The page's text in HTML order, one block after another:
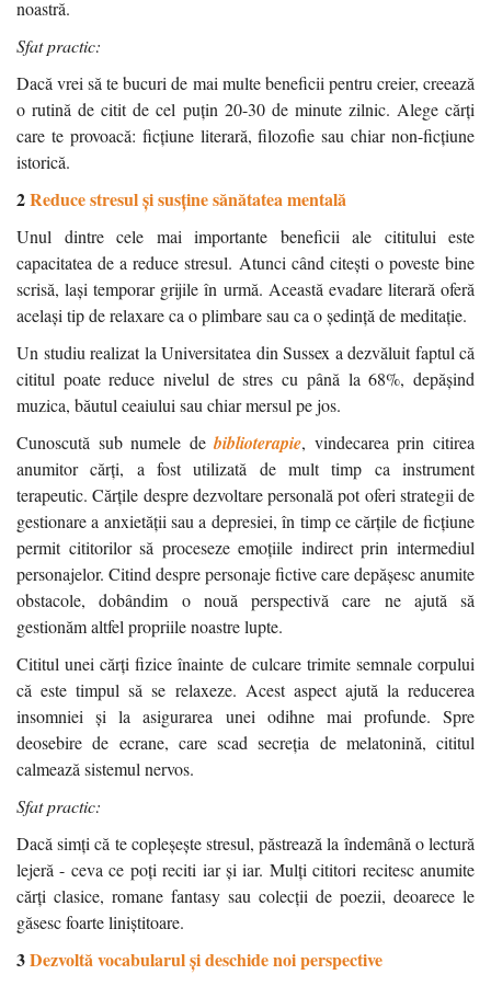
noastră.
Sfat practic:
Dacă vrei să te bucuri de mai multe beneficii pentru creier, creează
o rutină de citit de cel puțin 20-30 de minute zilnic. Alege cărți
care te provoacă: ficțiune literară, filozofie sau chiar non-ficțiune
istorică.
2Reduce stresul și susține sănătatea mentală
Unul dintre cele mai importante beneficii ale cititului este
capacitatea de a reduce stresul. Atunci când citești o poveste bine
scrisă, lași temporar grijile în urmă. Această evadare literară oferă
același tip de relaxare ca o plimbare sau ca o ședință de meditație.
Un studiu realizat la Universitatea din Sussex a dezvăluit faptul că
cititul poate reduce nivelul de stres cu până la 68%, depășind
muzica, băutul ceaiului sau chiar mersul pe jos.
Cunoscută sub numele debiblioterapie, vindecarea prin citirea
anumitor cărți, a fost utilizată de mult timp ca instrument
terapeutic. Cărțile despre dezvoltare personală pot oferi strategii de
gestionare a anxietății sau a depresiei, în timp ce cărțile de ficțiune
permit cititorilor să proceseze emoțiile indirect prin intermediul
personajelor. Citind despre personaje fictive care depășesc anumite
obstacole, dobândim o nouă perspectivă care ne ajută să
gestionăm altfel propriile noastre lupte.
Cititul unei cărți fizice înainte de culcare trimite semnale corpului
că este timpul să se relaxeze. Acest aspect ajută la reducerea
insomniei și la asigurarea unei odihne mai profunde. Spre
deosebire de ecrane, care scad secreția de melatonină, cititul
calmează sistemul nervos.
Sfat practic:
Dacă simți că te copleșește stresul, păstrează la îndemână o lectură
lejeră - ceva ce poți reciti iar și iar. Mulți cititori recitesc anumite
cărți clasice, romane fantasy sau colecții de poezii, deoarece le
găsesc foarte liniștitoare.
3Dezvoltă vocabularul și deschide noi perspective